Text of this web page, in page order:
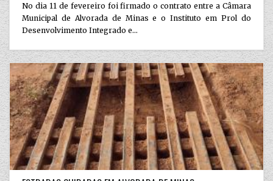
No dia 11 de fevereiro foi firmado o contrato entre a Câmara
Municipal de Alvorada de Minas e o Instituto em Prol do
Desenvolvimento Integrado e...